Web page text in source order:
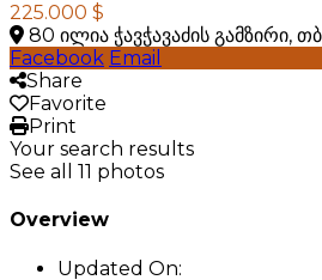
225.000 $
80 ილია ჭავჭავაძის გამზირი,
Facebook Email
Share
Favorite
Print
Your search results
See all 11 photos
Overview
Updated On: